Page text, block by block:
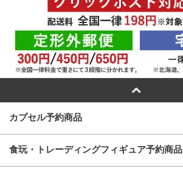
カプセル予約商品
食玩・トレーディングフィギュア予約商品